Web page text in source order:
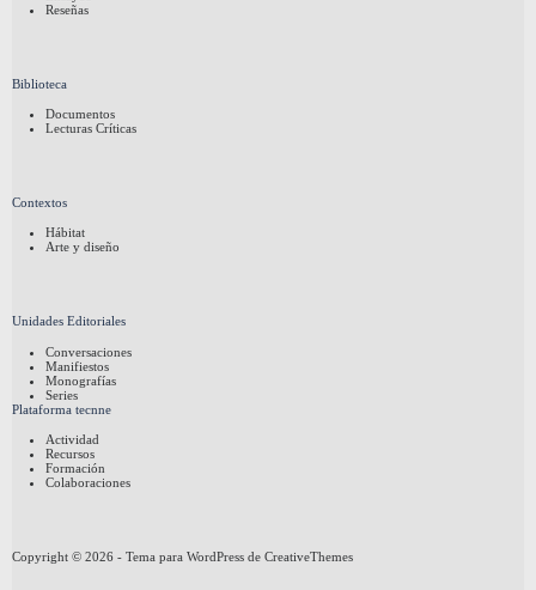
Reseñas
Biblioteca
Documentos
Lecturas Críticas
Contextos
Hábitat
Arte y diseño
Unidades Editoriales
Conversaciones
Manifiestos
Monografías
Series
Plataforma tecnne
Actividad
Recursos
Formación
Colaboraciones
Copyright © 2026 - Tema para WordPress de CreativeThemes